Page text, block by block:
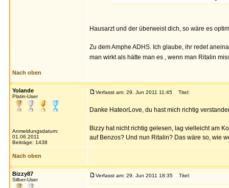
Hausarzt und der überweist dich, so wäre es
Zu dem Amphe ADHS. Ich glaube, ihr redet
man wirkt als hätte man es , wenn man Ritalin
Nach oben
Yolande
Platin-User
Anmeldungsdatum:
01.06.2011
Beiträge: 1438
Verfasst am: 29. Jun 2011 11:45 Titel:
Danke HateorLove, du hast mich richtig
Bizzy hat nicht richtig gelesen, lag vielleicht am
auf Benzos? Und nun Ritalin? Das wäre so, wie
Nach oben
Bizzy87
Silber-User
Verfasst am: 29. Jun 2011 18:35 Titel: